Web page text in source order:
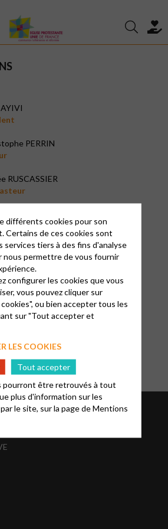
PERRIN
RUSCASSIER
ST GEORGES
GEORGES
différents cookies pour son
Certains de ces cookies sont
services tiers à des fins d'analyse
nous permettre de vous fournir
configurer les cookies que vous
vous pouvez cliquer sur
ou bien accepter tous les
sur "Tout accepter et
LES COOKIES
Tout accepter
pourront être retrouvés à tout
plus d'information sur les
le site, sur la page deMentions